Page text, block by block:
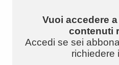
Vuoi accedere
contenuti
Accedi se sei
richiedere